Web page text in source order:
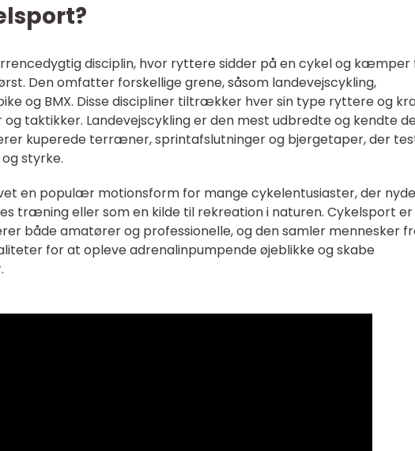
disciplin, hvor ryttere sidder på en cykel og kæmper
Den omfatter forskellige grene, såsom landevejscykling,
og BMX. Disse discipliner tiltrækker hver sin type ryttere og
taktikker. Landevejscykling er den mest udbredte og kendte
kuperede terræner, sprintafslutninger og bjergetaper, der
styrke.
en populær motionsform for mange cykelentusiaster, der
træning eller som en kilde til rekreation i naturen. Cykelsport
både amatører og professionelle, og den samler mennesker
for at opleve adrenalinpumpende øjeblikke og skabe